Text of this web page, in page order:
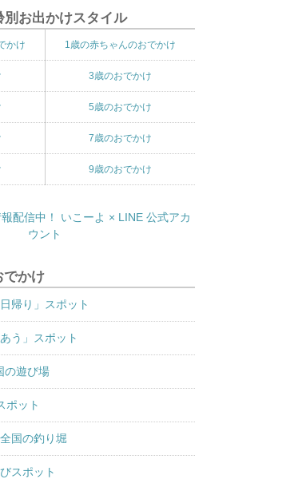
別お出かけスタイル
かけ 1歳の赤ちゃんのおでかけ
3歳のおでかけ
5歳のおでかけ
7歳のおでかけ
9歳のおでかけ
でかけ
帰り」スポット
う」スポット
の遊び場
ポット
国の釣り堀
スポット